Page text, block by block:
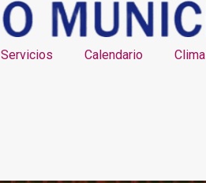
Servicios Calendario Clima